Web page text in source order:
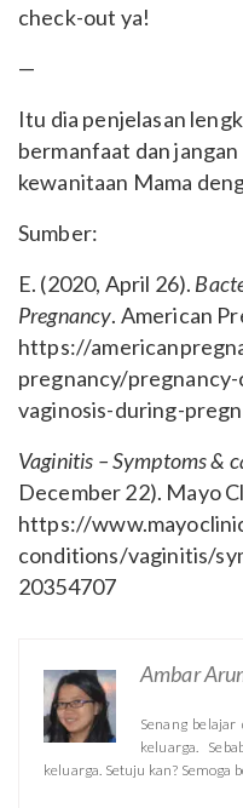
check-out ya!
—
Itu dia penjelasan
bermanfaat dan
kewanitaan Mama
Sumber:
E. (2020, April 26).
Pregnancy. American
https://
pregnancy/
vaginosis-during-
Vaginitis – Symptoms &
December 22). Mayo
https://
conditions/vaginitis/
20354707
Ambar
Senang
keluarga.
keluarga. Setuju kan? Semoga